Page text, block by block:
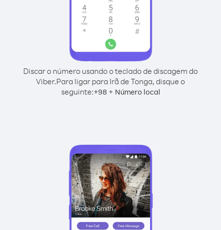
Discar o número usando o teclado de discagem do
Viber.Para ligar para Irã de Tonga, disque o
seguinte:+98 + Número local